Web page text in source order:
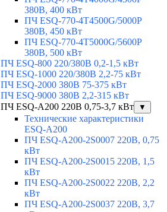
380В, 400 кВт
ПЧ ESQ-770-4T4500G/5000P
380В, 450 кВт
ПЧ ESQ-770-4T5000G/5600P
380В, 500 кВт
ПЧ ESQ-800 220/380В 0,2-1,5 кВт
ПЧ ESQ-1000 220/380В 2,2-75 кВт
ПЧ ESQ-2000 380В 75-375 кВт
ПЧ ESQ-9000 380В 2,2-315 кВт
ПЧ ESQ-A200 220В 0,75-3,7 кВт
▼
Технические характеристики
ESQ-A200
ПЧ ESQ-A200-2S0007 220В, 0,75
кВт
ПЧ ESQ-A200-2S0015 220В, 1,5
кВт
ПЧ ESQ-A200-2S0022 220В, 2,2
кВт
ПЧ ESQ-A200-2S0037 220В, 3,7